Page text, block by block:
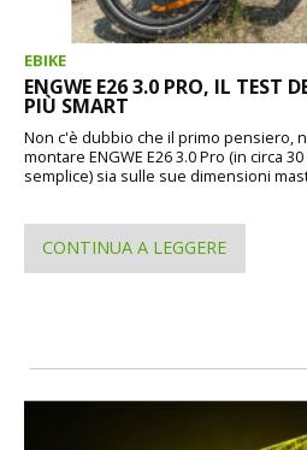
EBIKE
ENGWE E26 3.0 PRO, IL TEST
PIÙ SMART
Non c'è dubbio che il primo pensiero,
montare ENGWE E26 3.0 Pro (in circa
semplice) sia sulle sue dimensioni
CONTINUA A LEGGERE